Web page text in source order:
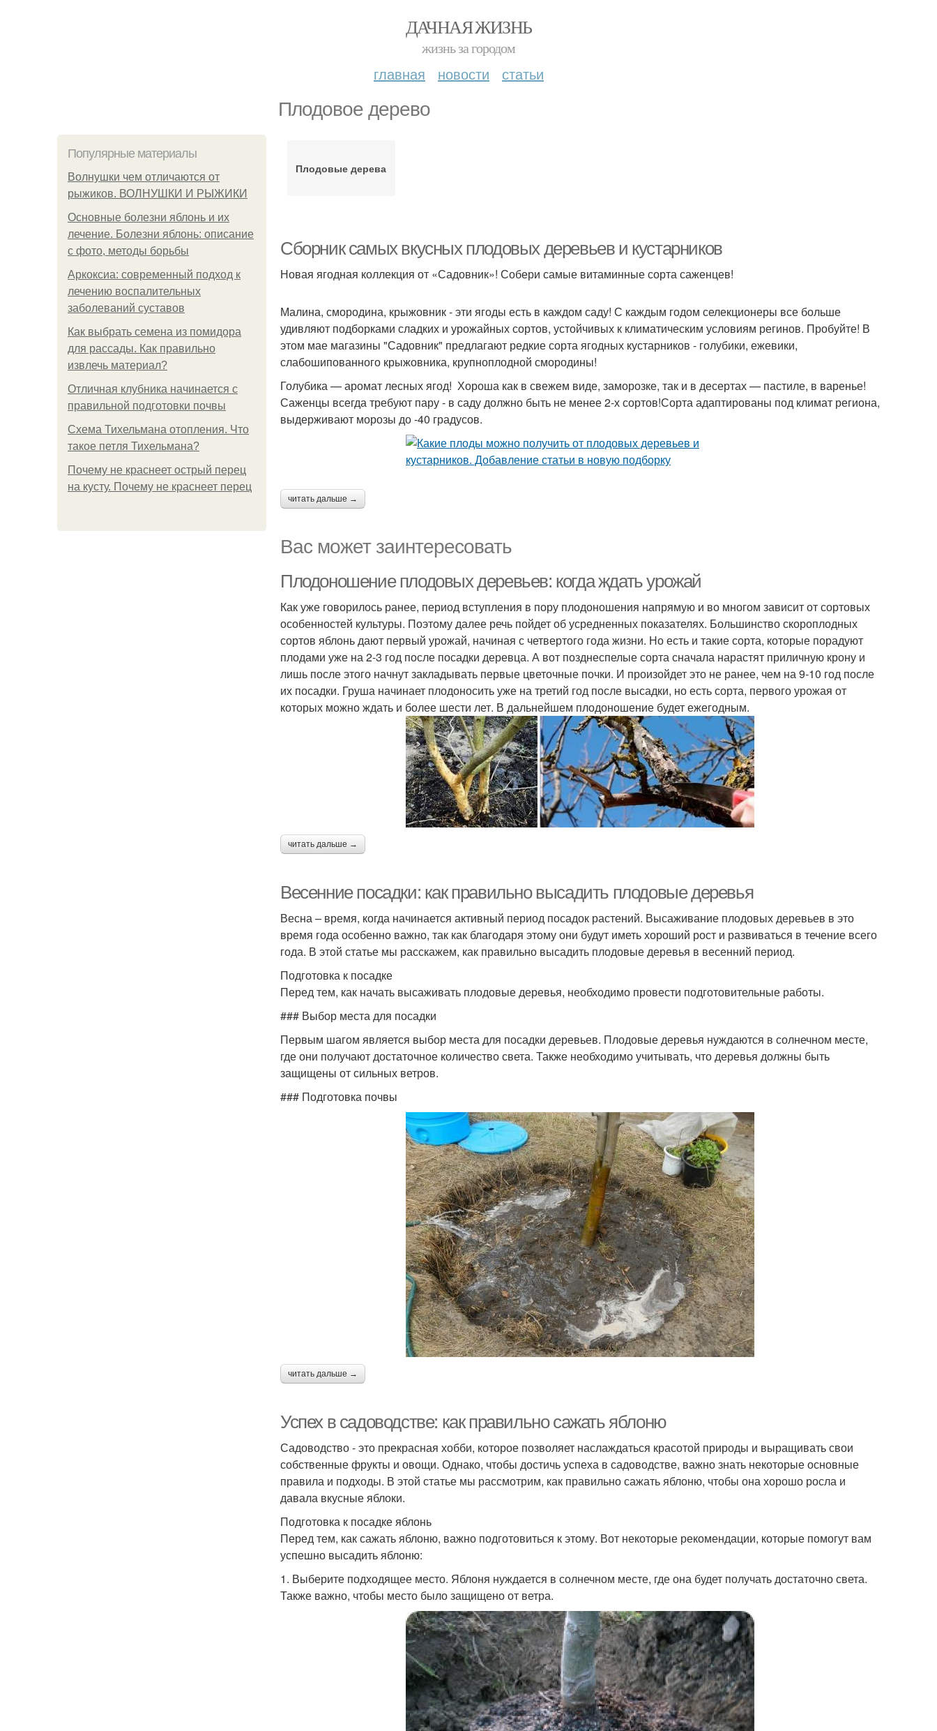
ДАЧНАЯ ЖИЗНЬ
жизнь за городом
главная новости статьи
Плодовое дерево
Популярные материалы
Волнушки чем отличаются от
рыжиков. ВОЛНУШКИ И РЫЖИКИ
Основные болезни яблонь и их
лечение. Болезни яблонь: описание
с фото, методы борьбы
Аркоксиа: современный подход к
лечению воспалительных
заболеваний суставов
Как выбрать семена из помидора
для рассады. Как правильно
извлечь материал?
Отличная клубника начинается с
правильной подготовки почвы
Схема Тихельмана отопления. Что
такое петля Тихельмана?
Почему не краснеет острый перец
на кусту. Почему не краснеет перец
Плодовые дерева
Сборник самых вкусных плодовых деревьев и кустарников
Новая ягодная коллекция от «Садовник»! Собери самые витаминные сорта саженцев!
Малина, смородина, крыжовник - эти ягоды есть в каждом саду! С каждым годом селекционеры все больше
удивляют подборками сладких и урожайных сортов, устойчивых к климатическим условиям регинов. Пробуйте! В
этом мае магазины "Садовник" предлагают редкие сорта ягодных кустарников - голубики, ежевики,
слабошипованного крыжовника, крупноплодной смородины!
Голубика — аромат лесных ягод! Хороша как в свежем виде, заморозке, так и в десертах — пастиле, в варенье!
Саженцы всегда требуют пару - в саду должно быть не менее 2-х сортов!Сорта адаптированы под климат региона,
выдерживают морозы до -40 градусов.
читать дальше →
Вас может заинтересовать
Плодоношение плодовых деревьев: когда ждать урожай
Как уже говорилось ранее, период вступления в пору плодоношения напрямую и во многом зависит от сортовых
особенностей культуры. Поэтому далее речь пойдет об усредненных показателях. Большинство скороплодных
сортов яблонь дают первый урожай, начиная с четвертого года жизни. Но есть и такие сорта, которые порадуют
плодами уже на 2-3 год после посадки деревца. А вот позднеспелые сорта сначала нарастят приличную крону и
лишь после этого начнут закладывать первые цветочные почки. И произойдет это не ранее, чем на 9-10 год после
их посадки. Груша начинает плодоносить уже на третий год после высадки, но есть сорта, первого урожая от
которых можно ждать и более шести лет. В дальнейшем плодоношение будет ежегодным.
читать дальше →
Весенние посадки: как правильно высадить плодовые деревья
Весна – время, когда начинается активный период посадок растений. Высаживание плодовых деревьев в это
время года особенно важно, так как благодаря этому они будут иметь хороший рост и развиваться в течение всего
года. В этой статье мы расскажем, как правильно высадить плодовые деревья в весенний период.
Подготовка к посадке
Перед тем, как начать высаживать плодовые деревья, необходимо провести подготовительные работы.
### Выбор места для посадки
Первым шагом является выбор места для посадки деревьев. Плодовые деревья нуждаются в солнечном месте,
где они получают достаточное количество света. Также необходимо учитывать, что деревья должны быть
защищены от сильных ветров.
### Подготовка почвы
читать дальше →
Успех в садоводстве: как правильно сажать яблоню
Садоводство - это прекрасная хобби, которое позволяет наслаждаться красотой природы и выращивать свои
собственные фрукты и овощи. Однако, чтобы достичь успеха в садоводстве, важно знать некоторые основные
правила и подходы. В этой статье мы рассмотрим, как правильно сажать яблоню, чтобы она хорошо росла и
давала вкусные яблоки.
Подготовка к посадке яблонь
Перед тем, как сажать яблоню, важно подготовиться к этому. Вот некоторые рекомендации, которые помогут вам
успешно высадить яблоню:
1. Выберите подходящее место. Яблоня нуждается в солнечном месте, где она будет получать достаточно света.
Также важно, чтобы место было защищено от ветра.